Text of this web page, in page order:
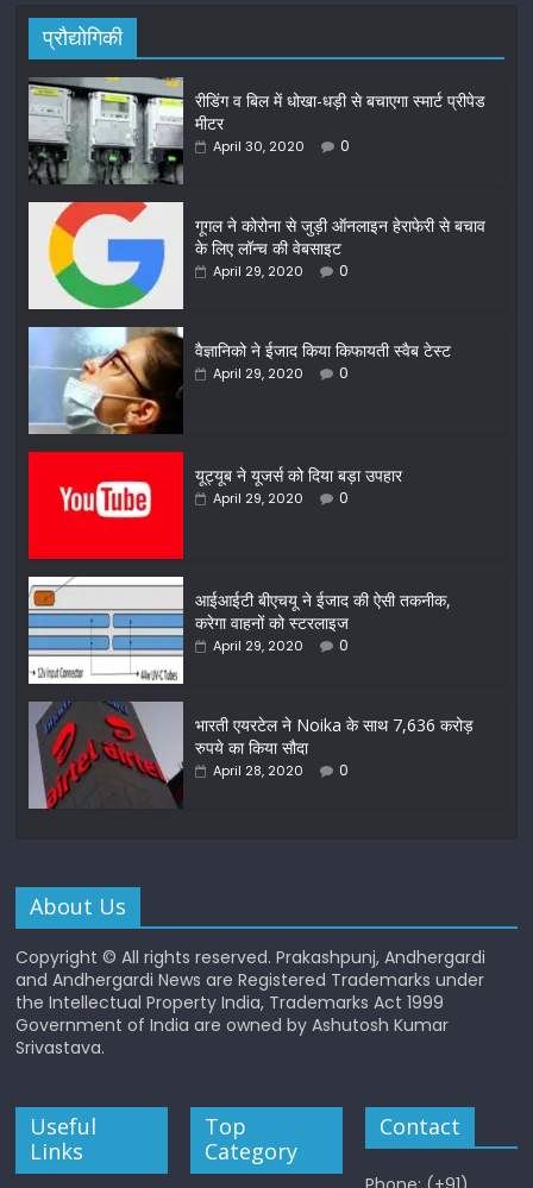
प्रौद्योगिकी
रीडिंग व बिल में धोखा-धड़ी से बचाएगा स्मार्ट प्रीपेड
मीटर
April 30, 2020 0
गूगल ने कोरोना से जुड़ी ऑनलाइन हेराफेरी से बचाव
के लिए लॉन्च की वेबसाइट
April 29, 2020 0
वैज्ञानिको ने ईजाद किया किफायती स्वैब टेस्ट
April 29, 2020 0
यूट्यूब ने यूजर्स को दिया बड़ा उपहार
April 29, 2020 0
आईआईटी बीएचयू ने ईजाद की ऐसी तकनीक,
करेगा वाहनों को स्टरलाइज
April 29, 2020 0
भारती एयरटेल ने Noika के साथ 7,636 करोड़
रुपये का किया सौदा
April 28, 2020 0
About Us
Copyright © All rights reserved. Prakashpunj, Andhergardi
and Andhergardi News are Registered Trademarks under
the Intellectual Property India, Trademarks Act 1999
Government of India are owned by Ashutosh Kumar
Srivastava.
Useful
Links
Top
Category
Contact